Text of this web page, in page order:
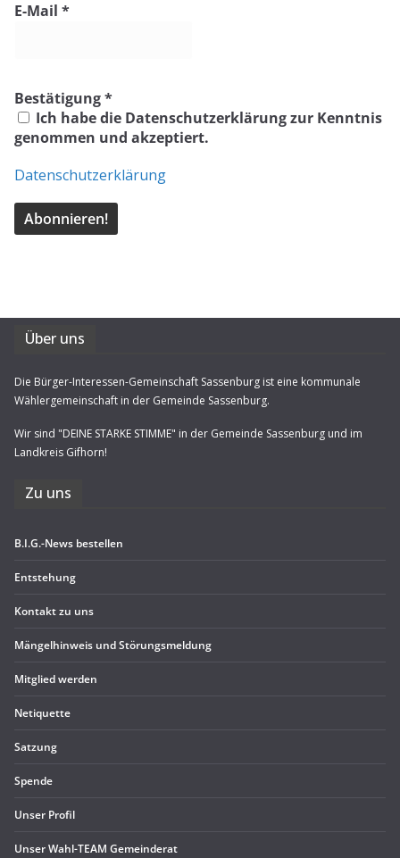
E-Mail *
Bestätigung*
Ich habe die Datenschutzerklärung zur Kenntnis
genommen und akzeptiert.
Datenschutzerklärung
Über uns
Die Bürger-Interessen-Gemeinschaft Sassenburg ist eine kommunale
Wählergemeinschaft in der Gemeinde Sassenburg.
Wir sind "DEINE STARKE STIMME" in der Gemeinde Sassenburg und im
Landkreis Gifhorn!
Zu uns
B.I.G.-News bestel­len
Ent­ste­hung
Kon­takt zu uns
Män­gel­hin­weis und Störungsmeldung
Mit­glied werden
Neti­quette
Sat­zung
Spende
Unser Pro­fil
Unser Wahl-TEAM Gemeinderat